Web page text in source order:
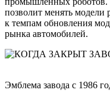
позволит менять
к темпам обновления
рынка автомобилей.
Эмблема завода с 1986